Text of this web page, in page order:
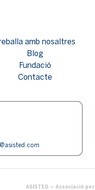
amb nosaltres
Blog
Fundació
Contacte
ASISTED – Associació